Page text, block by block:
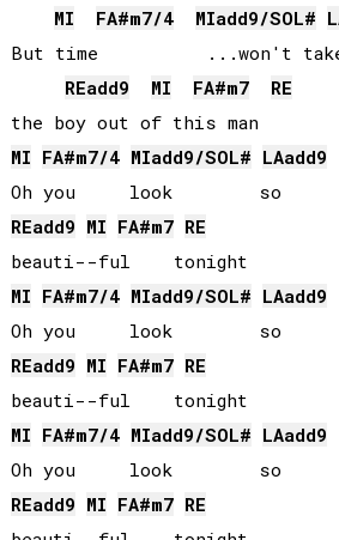
MI
FA#m7/4 MIadd9/SOL#
But time          ...won't
REadd9 MI FA#m7
RE
MI FA#m7/4 MIadd9/SOL# LAadd9
REadd9 MI FA#m7 RE
MI FA#m7/4 MIadd9/SOL# LAadd9
REadd9 MI FA#m7 RE
MI FA#m7/4 MIadd9/SOL# LAadd9
REadd9 MI FA#m7 RE